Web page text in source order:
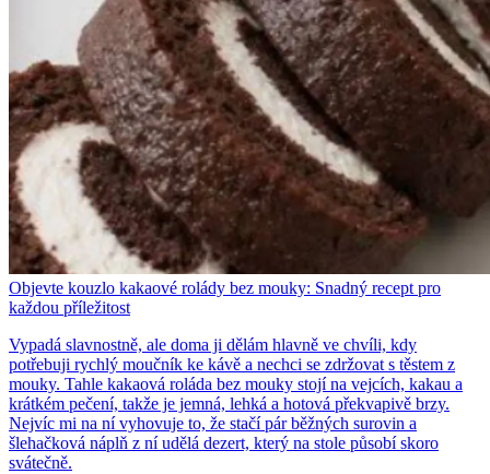
Objevte kouzlo kakaové rolády bez mouky: Snadný recept pro
každou příležitost
Vypadá slavnostně, ale doma ji dělám hlavně ve chvíli, kdy
potřebuji rychlý moučník ke kávě a nechci se zdržovat s těstem z
mouky. Tahle kakaová roláda bez mouky stojí na vejcích, kakau a
krátkém pečení, takže je jemná, lehká a hotová překvapivě brzy.
Nejvíc mi na ní vyhovuje to, že stačí pár běžných surovin a
šlehačková náplň z ní udělá dezert, který na stole působí skoro
svátečně.